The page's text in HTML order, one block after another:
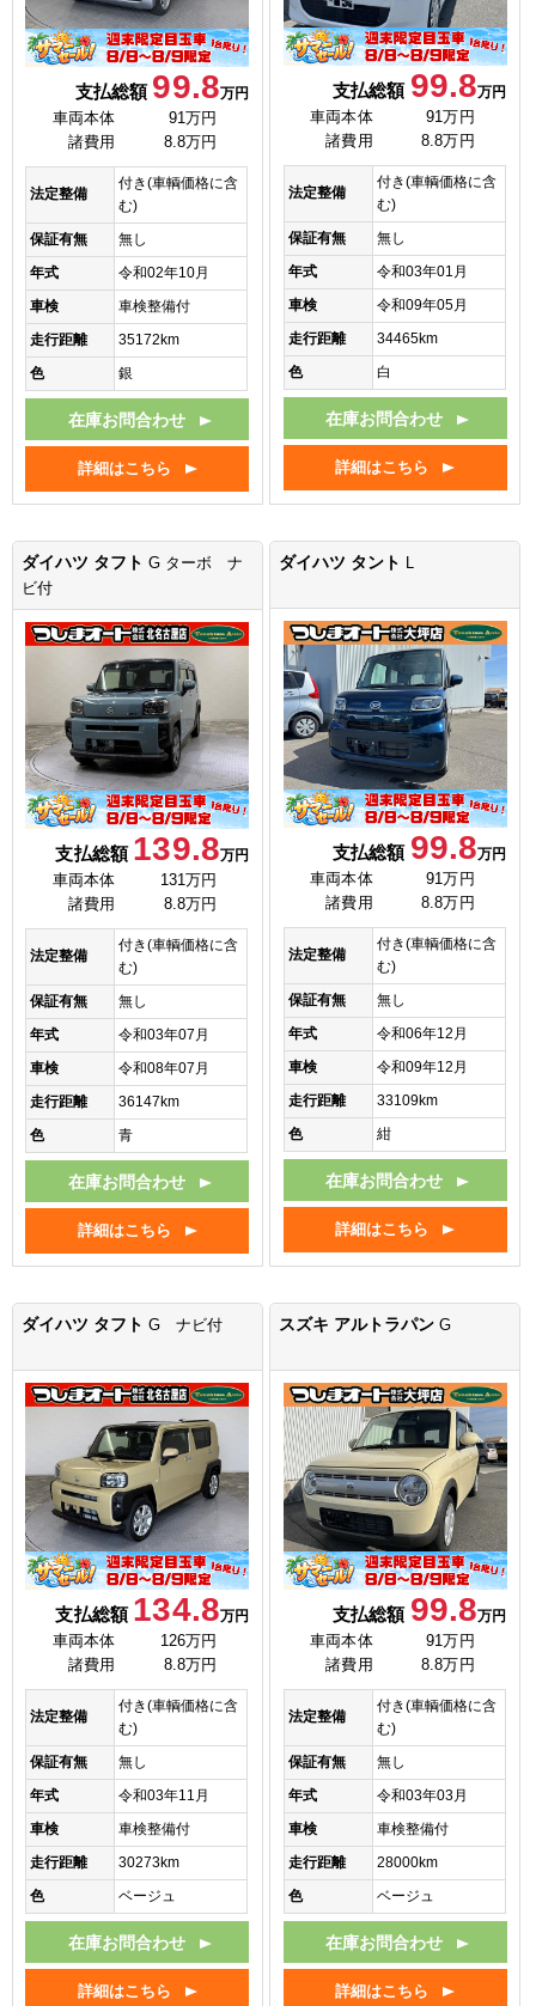
支払総額 99.8万円
車両本体
91万円
諸費用
8.8万円
法定整備
付き(車輌価格に含
む)
保証有無
無し
年式
令和02年10月
車検
車検整備付
走行距離
35172km
色
銀
在庫お問合わせ
詳細はこちら
支払総額 99.8万円
車両本体
91万円
諸費用
8.8万円
法定整備
付き(車輌価格に含
む)
保証有無
無し
年式
令和03年01月
車検
令和09年05月
走行距離
34465km
色
白
在庫お問合わせ
詳細はこちら
ダイハツ タフト G ターボ ナ
ビ付
支払総額 139.8万円
車両本体
131万円
諸費用
8.8万円
法定整備
付き(車輌価格に含
む)
保証有無
無し
年式
令和03年07月
車検
令和08年07月
走行距離
36147km
色
青
在庫お問合わせ
詳細はこちら
ダイハツ タント L
支払総額 99.8万円
車両本体
91万円
諸費用
8.8万円
法定整備
付き(車輌価格に含
む)
保証有無
無し
年式
令和06年12月
車検
令和09年12月
走行距離
33109km
色
紺
在庫お問合わせ
詳細はこちら
ダイハツ タフト G ナビ付
支払総額 134.8万円
車両本体
126万円
諸費用
8.8万円
法定整備
付き(車輌価格に含
む)
保証有無
無し
年式
令和03年11月
車検
車検整備付
走行距離
30273km
色
ベージュ
在庫お問合わせ
詳細はこちら
スズキ アルトラパンG
支払総額 99.8万円
車両本体
91万円
諸費用
8.8万円
法定整備
付き(車輌価格に含
む)
保証有無
無し
年式
令和03年03月
車検
車検整備付
走行距離
28000km
色
ベージュ
在庫お問合わせ
詳細はこちら